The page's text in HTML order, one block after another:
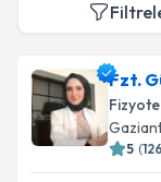
Fzt.
5 (126